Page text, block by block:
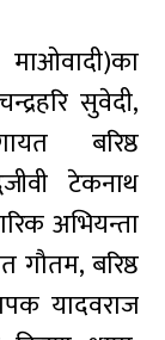
सुवेदी,
बरिष्ठ
टेकनाथ
अभियन्ता
गौतम, बरिष्ठ
यादवराज